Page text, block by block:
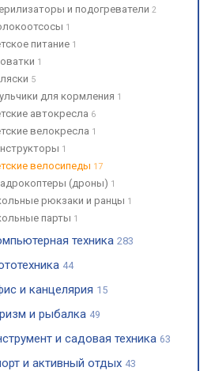
и подогреватели 2
1
питание 1
1
5
для кормления 1
автокресла 6
велокресла 1
1
велосипеды 17
(дроны) 1
рюкзаки и ранцы 1
парты 1
техника 283
44
и канцелярия 15
и рыбалка 49
и садовая техника 63
и активный отдых 43